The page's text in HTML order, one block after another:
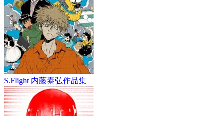
S.Flight 内藤泰弘作品集